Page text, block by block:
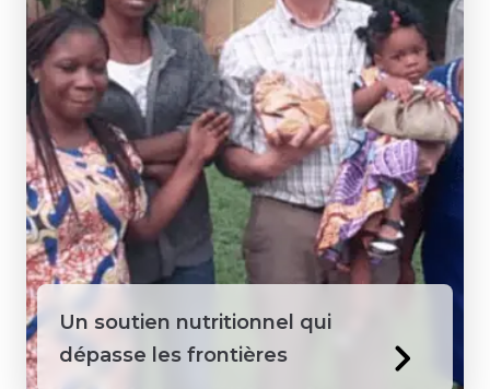
Un soutien nutritionnel qui
dépasse les frontières